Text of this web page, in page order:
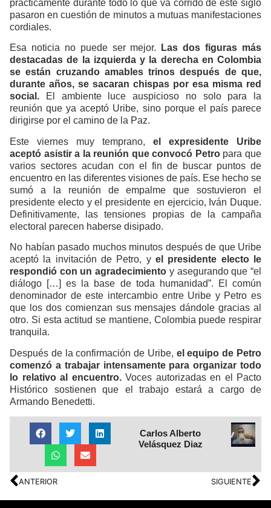
prácticamente durante todo lo que va corrido de este siglo
pasaron en cuestión de minutos a mutuas manifestaciones
cordiales.
Esa noticia no puede ser mejor.
Las dos figuras más
destacadas de la izquierda y la derecha en Colombia
se están cruzando amables trinos después de que,
durante años, se sacaran chispas por esa misma red
social. El ambiente luce auspicioso no solo para la
reunión que ya aceptó Uribe, sino porque el país parece
dirigirse por el camino de la Paz.
Este viernes muy temprano, el expresidente Uribe
aceptó asistir a la reunión que convocó Petropara que
varios sectores acudan con el fin de buscar puntos de
encuentro en las diferentes visiones de país. Ese hecho se
sumó a la reunión de empalme que sostuvieron el
presidente electo y el presidente en ejercicio, Iván Duque.
Definitivamente, las tensiones propias de la campaña
electoral parecen haberse disipado.
No habían pasado muchos minutos después de que Uribe
aceptó la invitación de Petro, y el presidente electo le
respondió con un agradecimiento y asegurando que “el
diálogo […] es la base de toda humanidad”. El común
denominador de este intercambio entre Uribe y Petro es
que los dos comienzan sus mensajes dándole gracias al
otro. Si esta actitud se mantiene, Colombia puede respirar
tranquila.
Después de la confirmación de Uribe, el equipo de Petro
comenzó a trabajar intensamente para organizar todo
lo relativo al encuentro.Voces autorizadas en el Pacto
Histórico sostienen que el trabajo estará a cargo de
Armando Benedetti.
Carlos Alberto
Velásquez Diaz
ANTERIOR SIGUIENTE